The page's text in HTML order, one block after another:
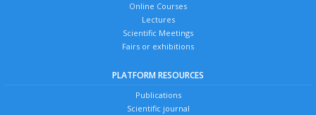
Online Courses
Lectures
Scientific Meetings
Fairs or exhibitions
PLATFORM RESOURCES
Publications
Scientific journal